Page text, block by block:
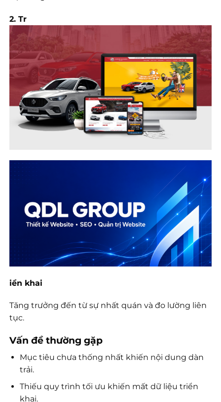
2. Tr
iển khai
Tăng trưởng đến từ sự nhất quán và đo lường liên
tục.
Vấn đề thường gặp
Mục tiêu chưa thống nhất khiến nội dung dàn
trải.
Thiếu quy trình tối ưu khiến mất dữ liệu triển
khai.